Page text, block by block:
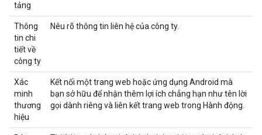
tảng
Thông
tin chi
tiết về
công ty
Nêu rõ thông tin liên hệ của công ty.
Xác
minh
thương
hiệu
Kết nối một trang web hoặc ứng dụng Android mà
bạn sở hữu để nhận thêm lợi ích chẳng hạn như tên lời
gọi dành riêng và liên kết trang web trong Hành động.